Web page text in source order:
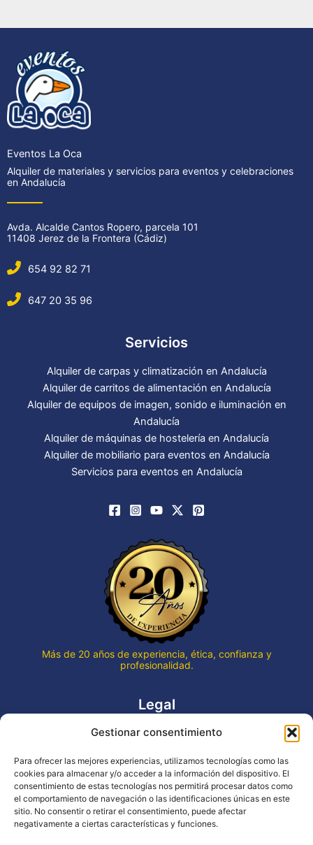
Gestionar consentimiento
Para ofrecer las mejores experiencias, utilizamos tecnologías como las
cookies para almacenar y/o acceder a la información del dispositivo. El
consentimiento de estas tecnologías nos permitirá procesar datos como
el comportamiento de navegación o las identificaciones únicas en este
sitio. No consentir o retirar el consentimiento, puede afectar
negativamente a ciertas características y funciones.
Eventos La Oca
Alquiler de materiales y servicios para eventos y celebraciones
en Andalucía
Avda. Alcalde Cantos Ropero, parcela 101
11408 Jerez de la Frontera (Cádiz)
654 92 82 71
647 20 35 96
Servicios
Alquiler de carpas y climatización en Andalucía
Alquiler de carritos de alimentación en Andalucía
Alquiler de equipos de imagen, sonido e iluminación en
Andalucía
Alquiler de máquinas de hostelería en Andalucía
Alquiler de mobiliario para eventos en Andalucía
Servicios para eventos en Andalucía
Más de 20 años de experiencia, ética, confianza y
profesionalidad.
Legal
Aviso legal
Declaración de accesibilidad
Política de cookies (UE)